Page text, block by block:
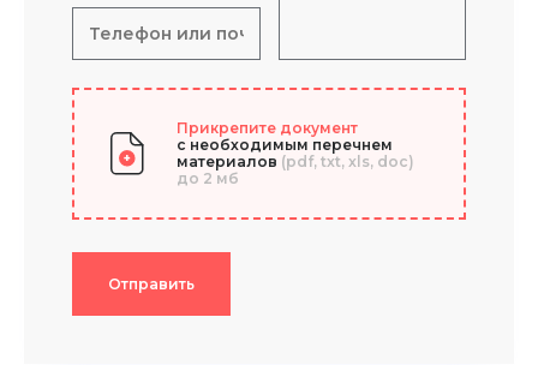
Прикрепите документ
с необходимым перечнем
материалов (pdf, txt, xls, doc)
до 2 мб
Отправить